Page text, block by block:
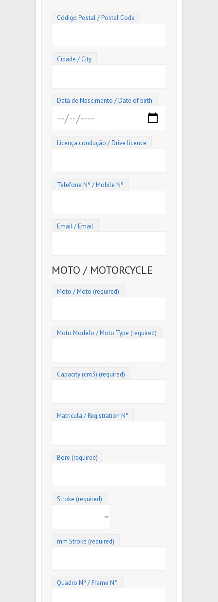
Código Postal / Postal Code
Cidade / City
Data de Nascimento / Date of birth
Licença condução / Drive licence
Telefone Nº / Mobile Nº
Email / Email
MOTO / MOTORCYCLE
Moto / Moto (required)
Moto Modelo / Moto Type (required)
Capacity (cm3) (required)
Matricula / Registration N°
Bore (required)
Stroke (required)
mm Stroke (required)
Quadro Nº / Frame N°